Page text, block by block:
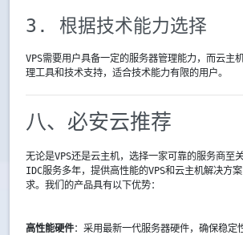
3. 根据技术能力选择
VPS需要用户具备一定的服务器管理能力，而云主
理工具和技术支持，适合技术能力有限的用户。
八、必安云推荐
无论是VPS还是云主机，选择一家可靠的服务商至
IDC服务多年，提供高性能的VPS和云主机解决方
求。我们的产品具有以下优势：
高性能硬件：采用最新一代服务器硬件，确保稳定